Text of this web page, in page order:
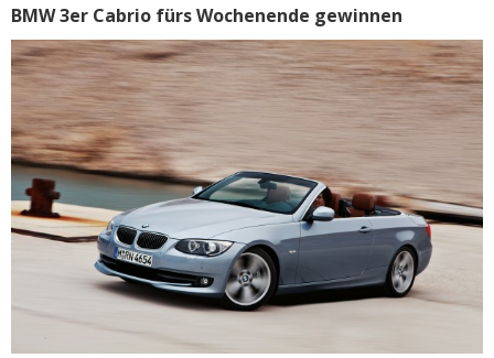
BMW 3er Cabrio fürs Wochenende gewinnen